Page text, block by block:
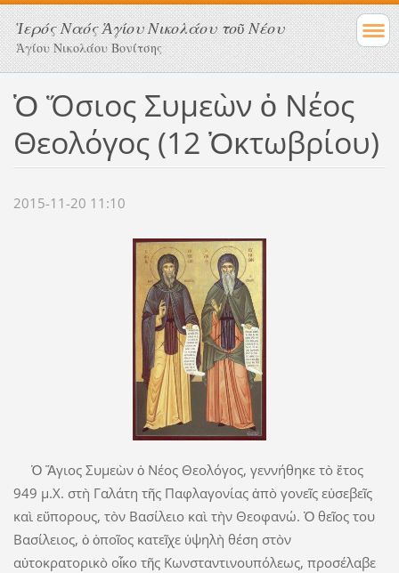
Ἱερός Ναός Ἁγίου Νικολάου τοῦ Νέου
Ἁγίου Νικολάου Βονίτσης
Ὁ Ὅσιος Συμεὼν ὁ Νέος
Θεολόγος (12 Ὀκτωβρίου)
2015-11-20 11:10
Ὁ Ἅγιος Συμεὼν ὁ Νέος Θεολόγος, γεννήθηκε τὸ ἔτος
949 μ.Χ. στὴ Γαλάτη τῆς Παφλαγονίας ἀπὸ γονεῖς εὐσεβεῖς
καὶ εὔπορους, τὸν Βασίλειο καὶ τὴν Θεοφανώ. Ὁ θεῖος του
Βασίλειος, ὁ ὁποῖος κατεῖχε ὑψηλὴ θέση στὸν
αὐτοκρατορικὸ οἶκο τῆς Κωνσταντινουπόλεως, προσέλαβε